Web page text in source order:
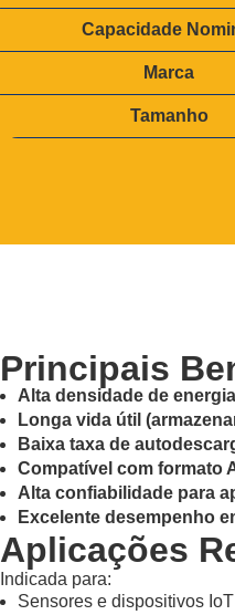
r
Capacidade
Marca
Tamanho
Principais
Alta densidade de energia
Longa vida útil
Baixa taxa de
Compatível com formato
Alta confiabilidade para
Excelente desempenho
Aplicações
Indicada para:
Sensores e dispositivos IoT